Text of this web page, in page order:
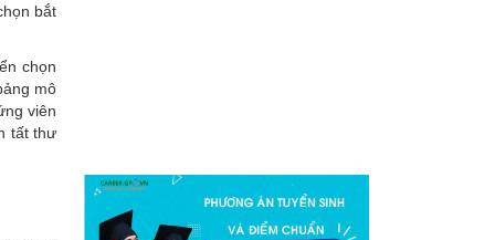
bắt
chọn
mô
viên
tất thư